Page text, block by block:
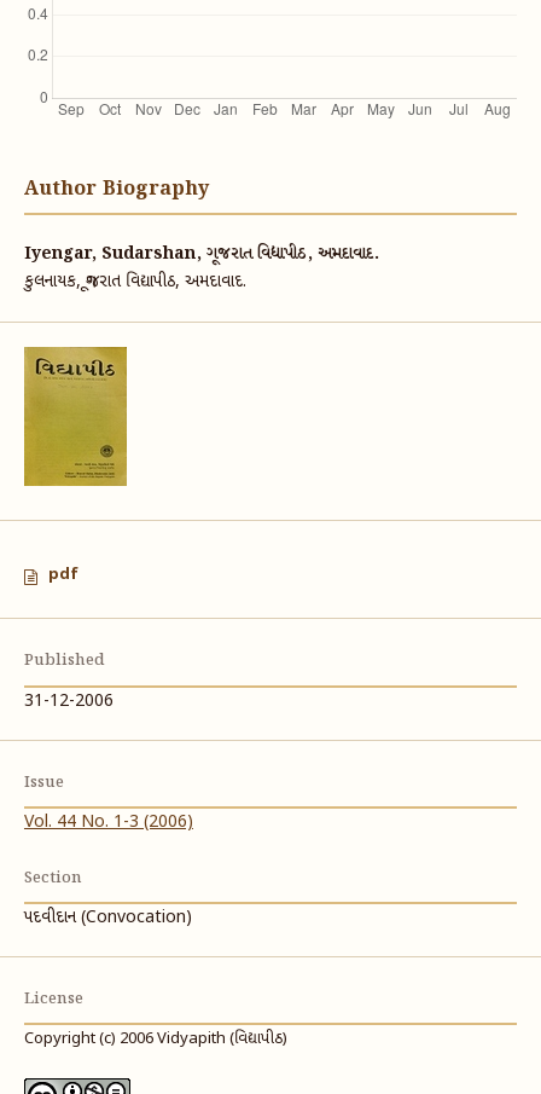
Author Biography
Iyengar, Sudarshan, ગૂજરાત વિદ્યાપીઠ, અમદાવાદ.
કુલનાયક, ગૂજરાત વિદ્યાપીઠ, અમદાવાદ.
pdf
Published
31-12-2006
Issue
Vol. 44 No. 1-3 (2006)
Section
પદવીદાન (Convocation)
License
Copyright (c) 2006 Vidyapith (વિદ્યાપીઠ)